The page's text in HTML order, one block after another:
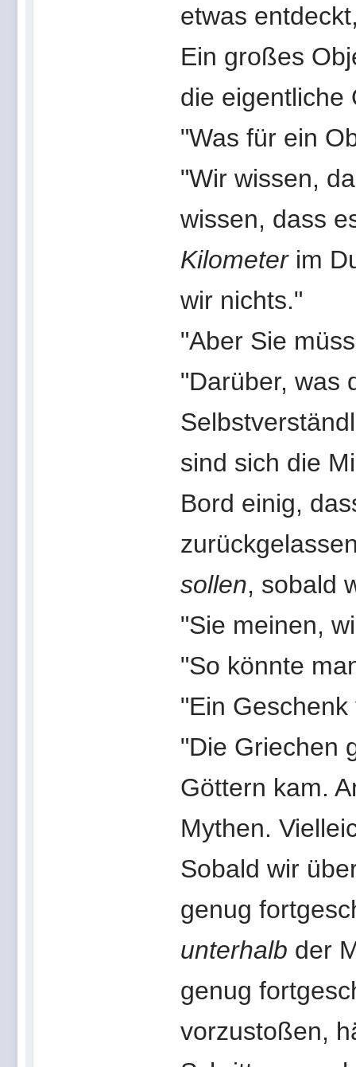
etwas
Ein großes
die eigentliche
"Was für ein
"Wir wissen,
wissen, dass
Kilometer im
wir nichts."
"Aber Sie
"Darüber, was
sind sich die
Bord einig,
sollen, sobald
"Sie meinen,
"So könnte
"Ein
"Die Griechen
Göttern kam.
Mythen.
Sobald wir
genug
unterhalb der
genug
vorzustoßen,